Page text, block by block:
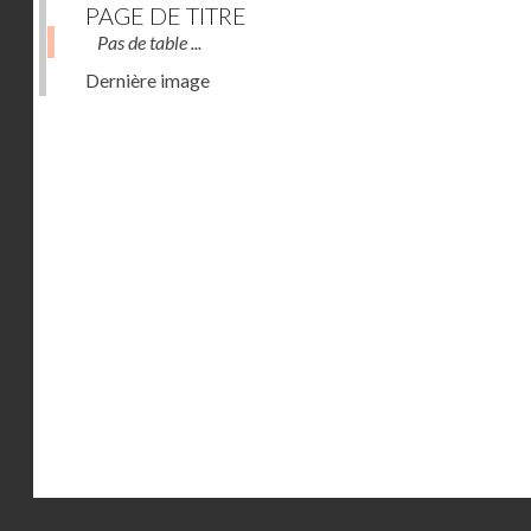
PAGE DE TITRE
Pas de table ...
Dernière image